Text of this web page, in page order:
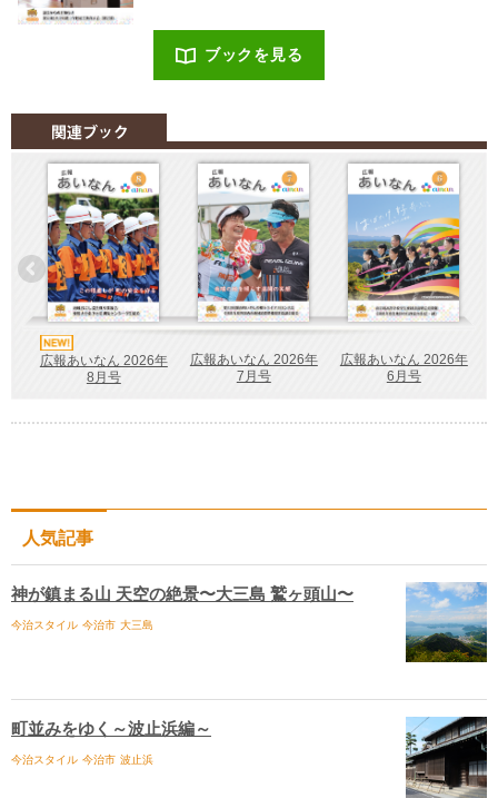
ブックを見る
広報あいなん 2026年
8月号
広報あいなん 2026年
7月号
広報あいなん 2026年
6月号
人気記事
神が鎮まる山 天空の絶景〜大三島 鷲ヶ頭山〜
今治スタイル 今治市 大三島
町並みをゆく～波止浜編～
今治スタイル 今治市 波止浜